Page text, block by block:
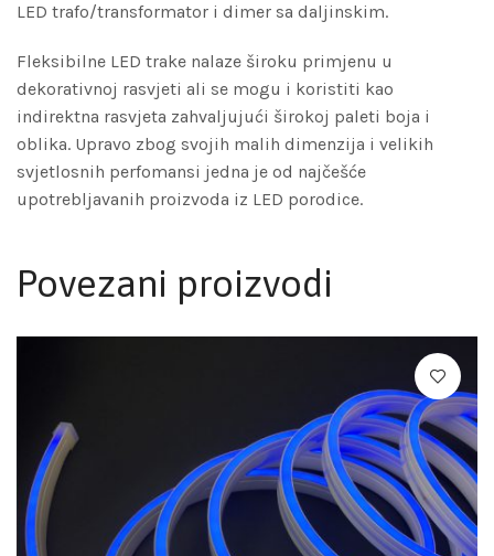
LED trafo/transformator i dimer sa daljinskim.
Fleksibilne LED trake nalaze široku primjenu u
dekorativnoj rasvjeti ali se mogu i koristiti kao
indirektna rasvjeta zahvaljujući širokoj paleti boja i
oblika. Upravo zbog svojih malih dimenzija i velikih
svjetlosnih perfomansi jedna je od najčešće
upotrebljavanih proizvoda iz LED porodice.
Povezani proizvodi